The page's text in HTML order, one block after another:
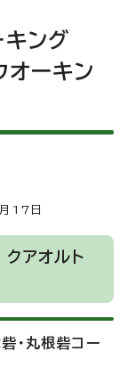
キング
ーキン
17日
アオルト
・丸根砦コー